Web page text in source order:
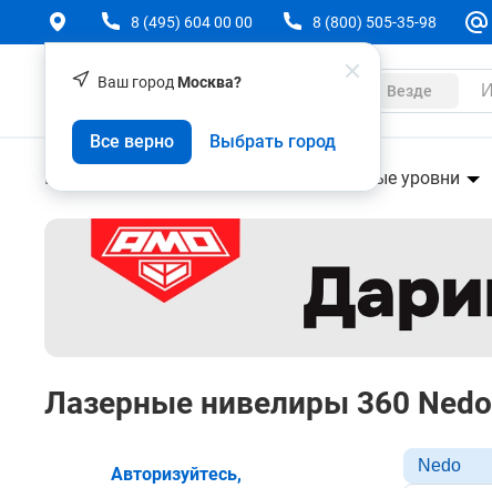
Ваш город Москва?
Все верно Выбрать город
8 (495) 604 00 00 8 (800) 505-35-98
Везде
Геодезическое оборудование Лазерные уровни
Лазерные нивелиры 360 Nedo
Авторизуйтесь,
Nedo